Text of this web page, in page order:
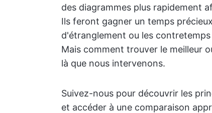
des diagrammes plus rapidement
Ils feront gagner un temps
d'étranglement ou les
Mais comment trouver le meilleur
là que nous intervenons.
Suivez-nous pour découvrir les
et accéder à une comparaison